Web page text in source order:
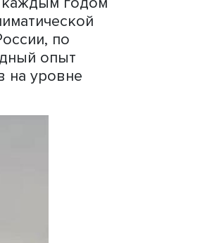
социально-
с низким уровнем
целью
к 2050 году по
до 2060 года.
комплексу мер
газов,